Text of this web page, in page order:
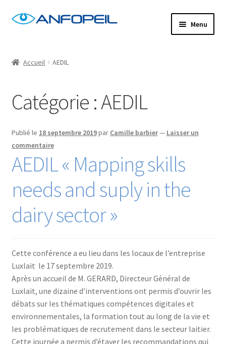
Aller
navigation
Aller
Menu
Centres de formation
Commande
Confirm Subscription
Distanciel
Formations mixtes
L’ANFOPEIL
Les formations en présentiel
Les projets de l’Anfopeil
Accueil AEDIL
Catégorie :AEDIL
Publié le 18 septembre 2019par Camille barbier— Laisser un
commentaire
AEDIL « Mapping skills
needs and suply in the
dairy sector »
Cette conférence a eu lieu dans les locaux de l’entreprise
Luxlait le 17 septembre 2019.
Après un accueil de M. GERARD, Directeur Général de
Luxlait, une dizaine d’interventions ont permis d’ouvrir les
débats sur les thématiques compétences digitales et
environnementales, la formation tout au long de la vie et
les problématiques de recrutement dans le secteur laitier.
Cette journée a permis d’étayer les recommandations qui